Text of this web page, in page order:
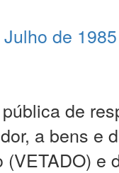
de 1985
de
a bens e
e